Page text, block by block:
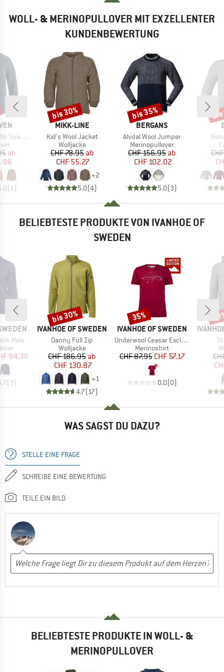
WOLL- & MERINOPULLOVER MIT EXZELLENTER
KUNDENBEWERTUNG
Preis
ab
(1 )
MARKE
MIKK-LINE
Artikel
Kid's Wool Jacket
Produktgruppe
Wolljacke
Preis
CHF 78.95reduzierter Preis
ab
CHF 55.27
+2
5.0(4)
Rabatt
bis 30%
MARKE
BERGANS
Artikel
Alvdal Wool Jumper
Produktgruppe
Merinopullover
Preis
CHF 156.95reduzierter Preis
ab
CHF 102.02
5.0(3)
Rabatt
bis 35%
BELIEBTESTE PRODUKTE VON IVANHOE OF
SWEDEN
Male
Preis
94.36
(3)
MARKE
IVANHOE OF SWEDEN
Artikel
Danny Full Zip
Produktgruppe
Wolljacke
Preis
CHF 186.95reduzierter Preis
ab
CHF 130.87
+1
4.7(17)
Rabatt
bis 30%
MARKE
IVANHOE OF SWEDEN
Artikel
Underwool Ceasar Exclusive
Produktgruppe
Merinoshirt
Preis
CHF 87.95reduzierter Preis
CHF 57.17
0.0(0)
Rabatt
35%
MARKE
WAS SAGST DU DAZU?
STELLE EINE FRAGE
SCHREIBE EINE BEWERTUNG
TEILE EIN BILD
BELIEBTESTE PRODUKTE IN WOLL- &
MERINOPULLOVER